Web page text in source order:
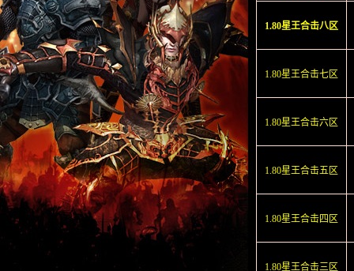
1.80星王合击八区
1.80星王合击七区
1.80星王合击六区
1.80星王合击五区
1.80星王合击四区
1.80星王合击三区